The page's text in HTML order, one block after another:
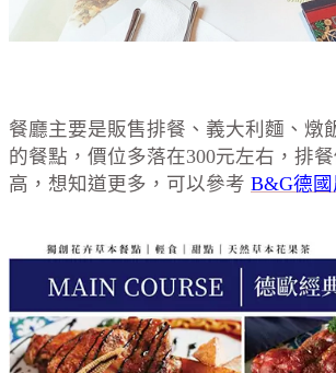
餐廳主要是販售排餐、義大利麵、燉
的餐點，價位多落在300元左右，排
高，想知道更多，可以參考 B&G德